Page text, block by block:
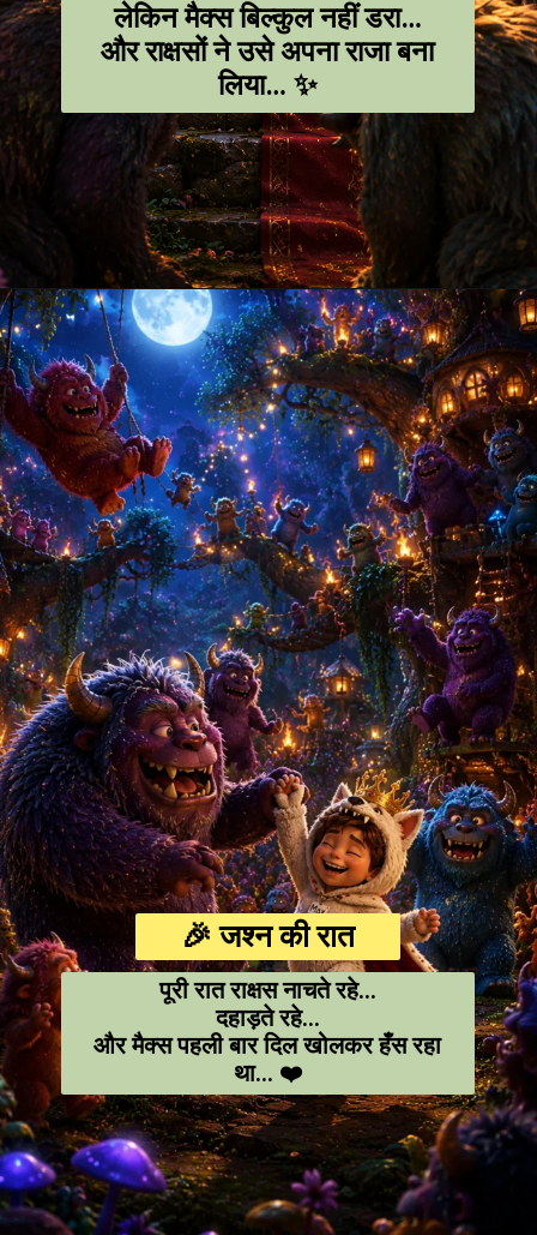
लेकिन मैक्स बिल्कुल नहीं डरा…
और राक्षसों ने उसे अपना राजा बना
लिया… ✨
Opening https://amoralstories.com/hi/max-aur-jangli-rakshason-ki-kahani/
🎉 जश्न की रात
पूरी रात राक्षस नाचते रहे…
दहाड़ते रहे…
और मैक्स पहली बार दिल खोलकर हँस रहा
था… ❤️